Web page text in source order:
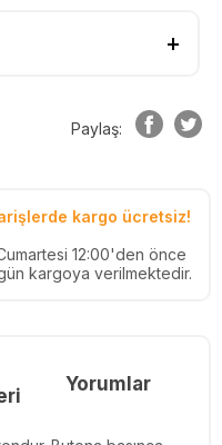
Paylaş:
kargo ücretsiz!
12:00'den önce
kargoya verilmektedir.
Yorumlar